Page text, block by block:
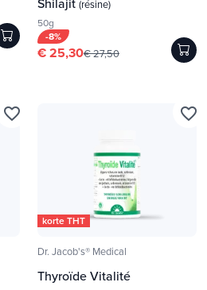
(résine)
50g
-8%
€ 25,30€ 27,50
favorite_border
korte THT
Dr. Jacob's® Medical
Thyroïde Vitalité
favorite_border